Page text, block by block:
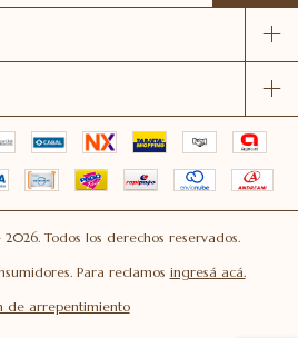
Todos los derechos reservados.
Para reclamos ingresá acá.
de arrepentimiento